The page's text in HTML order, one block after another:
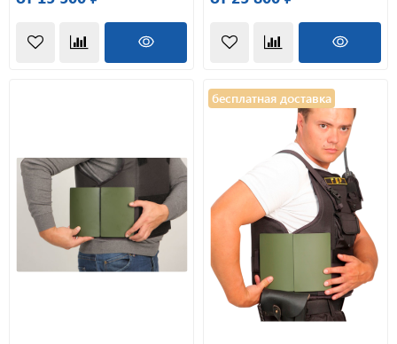
бесплатная доставка